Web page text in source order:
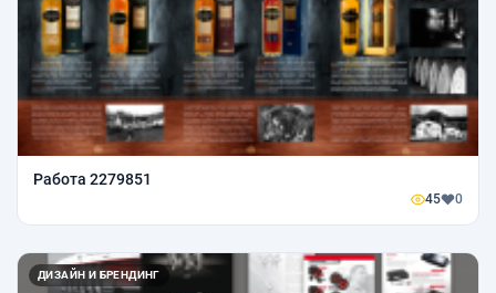
Работа 2279851
45 0
ДИЗАЙН И БРЕНДИНГ